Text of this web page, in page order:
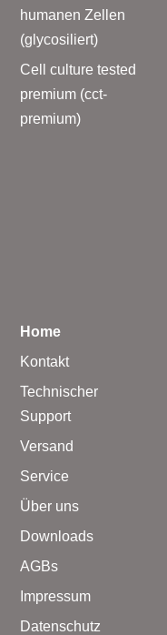
humanen Zellen
(glycosiliert)
Cell culture tested
premium (cct-
premium)
Home
Kontakt
Technischer
Support
Versand
Service
Über uns
Downloads
AGBs
Impressum
Datenschutz